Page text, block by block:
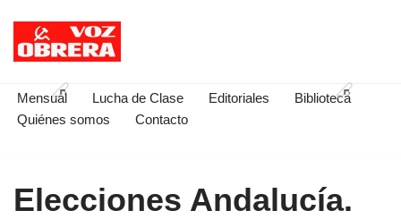
Saltar
contenido
Mensual Lucha de Clase Editoriales
Biblioteca
Quiénes somos
Contacto
Elecciones Andalucía.